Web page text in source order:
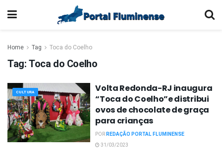
Home Tag Toca do Coelho
Tag:Toca do Coelho
CULTURA
Volta Redonda-RJ inaugura
“Toca do Coelho”e distribui
ovos de chocolate de graça
para crianças
PORREDAÇÃO PORTAL FLUMINENSE
31/03/2023